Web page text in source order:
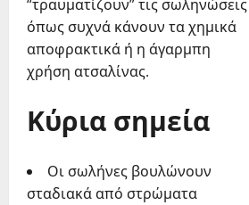
“τραυματίζουν” τις σωληνώσεις
όπως συχνά κάνουν τα χημικά
αποφρακτικά ή η άγαρμπη
χρήση ατσαλίνας.
Κύρια σημεία
Οι σωλήνες βουλώνουν
σταδιακά από στρώματα